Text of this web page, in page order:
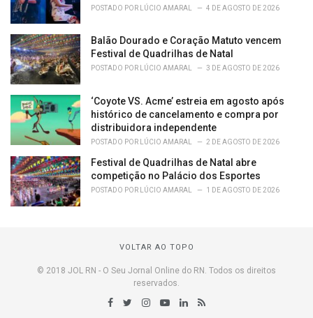
POSTADO POR LÚCIO AMARAL 4 DE AGOSTO DE 2026
Balão Dourado e Coração Matuto vencem
Festival de Quadrilhas de Natal
POSTADO POR LÚCIO AMARAL 3 DE AGOSTO DE 2026
‘Coyote VS. Acme’ estreia em agosto após
histórico de cancelamento e compra por
distribuidora independente
POSTADO POR LÚCIO AMARAL 2 DE AGOSTO DE 2026
Festival de Quadrilhas de Natal abre
competição no Palácio dos Esportes
POSTADO POR LÚCIO AMARAL 1 DE AGOSTO DE 2026
VOLTAR AO TOPO
© 2018 JOL RN - O Seu Jornal Online do RN. Todos os direitos
reservados.